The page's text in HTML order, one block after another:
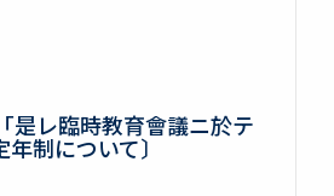
是レ臨時教育會議ニ於テ
制について〕